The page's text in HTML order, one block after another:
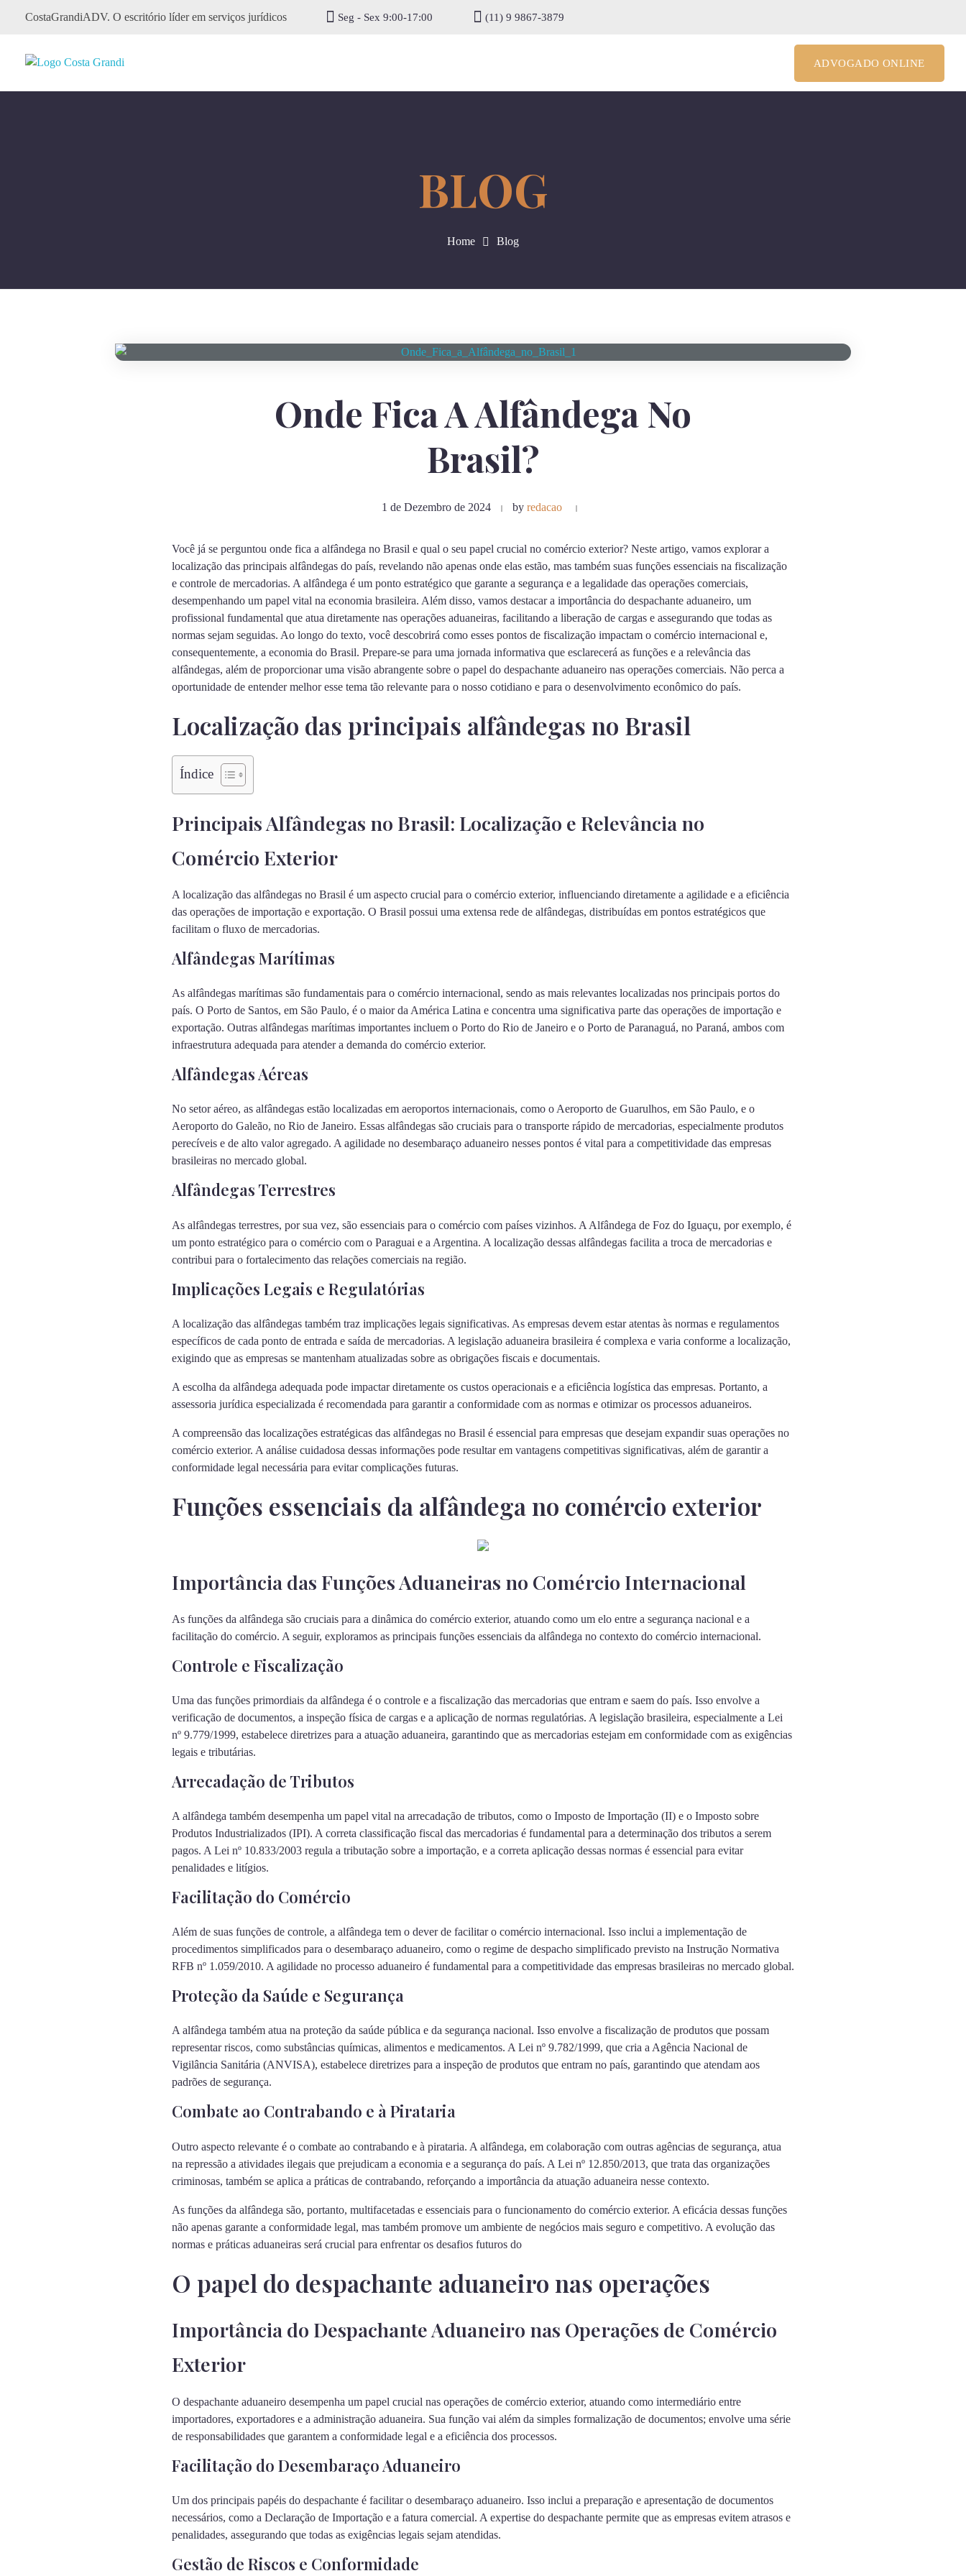
CostaGrandiADV. O escritório líder em serviços jurídicos Seg - Sex 9:00-17:00 (11) 9 9867-3879
ADVOGADO ONLINE
Home Blog
Onde Fica A Alfândega No
Brasil?
1 de Dezembro de 2024 by redacao
Você já se perguntou onde fica a alfândega no Brasil e qual o seu papel crucial no comércio exterior? Neste artigo, vamos explorar a
localização das principais alfândegas do país, revelando não apenas onde elas estão, mas também suas funções essenciais na fiscalização
e controle de mercadorias. A alfândega é um ponto estratégico que garante a segurança e a legalidade das operações comerciais,
desempenhando um papel vital na economia brasileira. Além disso, vamos destacar a importância do despachante aduaneiro, um
profissional fundamental que atua diretamente nas operações aduaneiras, facilitando a liberação de cargas e assegurando que todas as
normas sejam seguidas. Ao longo do texto, você descobrirá como esses pontos de fiscalização impactam o comércio internacional e,
consequentemente, a economia do Brasil. Prepare-se para uma jornada informativa que esclarecerá as funções e a relevância das
alfândegas, além de proporcionar uma visão abrangente sobre o papel do despachante aduaneiro nas operações comerciais. Não perca a
oportunidade de entender melhor esse tema tão relevante para o nosso cotidiano e para o desenvolvimento econômico do país.
Localização das principais alfândegas no Brasil
Índice
Principais Alfândegas no Brasil: Localização e Relevância no
Comércio Exterior
A localização das alfândegas no Brasil é um aspecto crucial para o comércio exterior, influenciando diretamente a agilidade e a eficiência
das operações de importação e exportação. O Brasil possui uma extensa rede de alfândegas, distribuídas em pontos estratégicos que
facilitam o fluxo de mercadorias.
Alfândegas Marítimas
As alfândegas marítimas são fundamentais para o comércio internacional, sendo as mais relevantes localizadas nos principais portos do
país. O Porto de Santos, em São Paulo, é o maior da América Latina e concentra uma significativa parte das operações de importação e
exportação. Outras alfândegas marítimas importantes incluem o Porto do Rio de Janeiro e o Porto de Paranaguá, no Paraná, ambos com
infraestrutura adequada para atender a demanda do comércio exterior.
Alfândegas Aéreas
No setor aéreo, as alfândegas estão localizadas em aeroportos internacionais, como o Aeroporto de Guarulhos, em São Paulo, e o
Aeroporto do Galeão, no Rio de Janeiro. Essas alfândegas são cruciais para o transporte rápido de mercadorias, especialmente produtos
perecíveis e de alto valor agregado. A agilidade no desembaraço aduaneiro nesses pontos é vital para a competitividade das empresas
brasileiras no mercado global.
Alfândegas Terrestres
As alfândegas terrestres, por sua vez, são essenciais para o comércio com países vizinhos. A Alfândega de Foz do Iguaçu, por exemplo, é
um ponto estratégico para o comércio com o Paraguai e a Argentina. A localização dessas alfândegas facilita a troca de mercadorias e
contribui para o fortalecimento das relações comerciais na região.
Implicações Legais e Regulatórias
A localização das alfândegas também traz implicações legais significativas. As empresas devem estar atentas às normas e regulamentos
específicos de cada ponto de entrada e saída de mercadorias. A legislação aduaneira brasileira é complexa e varia conforme a localização,
exigindo que as empresas se mantenham atualizadas sobre as obrigações fiscais e documentais.
A escolha da alfândega adequada pode impactar diretamente os custos operacionais e a eficiência logística das empresas. Portanto, a
assessoria jurídica especializada é recomendada para garantir a conformidade com as normas e otimizar os processos aduaneiros.
A compreensão das localizações estratégicas das alfândegas no Brasil é essencial para empresas que desejam expandir suas operações no
comércio exterior. A análise cuidadosa dessas informações pode resultar em vantagens competitivas significativas, além de garantir a
conformidade legal necessária para evitar complicações futuras.
Funções essenciais da alfândega no comércio exterior
Importância das Funções Aduaneiras no Comércio Internacional
As funções da alfândega são cruciais para a dinâmica do comércio exterior, atuando como um elo entre a segurança nacional e a
facilitação do comércio. A seguir, exploramos as principais funções essenciais da alfândega no contexto do comércio internacional.
Controle e Fiscalização
Uma das funções primordiais da alfândega é o controle e a fiscalização das mercadorias que entram e saem do país. Isso envolve a
verificação de documentos, a inspeção física de cargas e a aplicação de normas regulatórias. A legislação brasileira, especialmente a Lei
nº 9.779/1999, estabelece diretrizes para a atuação aduaneira, garantindo que as mercadorias estejam em conformidade com as exigências
legais e tributárias.
Arrecadação de Tributos
A alfândega também desempenha um papel vital na arrecadação de tributos, como o Imposto de Importação (II) e o Imposto sobre
Produtos Industrializados (IPI). A correta classificação fiscal das mercadorias é fundamental para a determinação dos tributos a serem
pagos. A Lei nº 10.833/2003 regula a tributação sobre a importação, e a correta aplicação dessas normas é essencial para evitar
penalidades e litígios.
Facilitação do Comércio
Além de suas funções de controle, a alfândega tem o dever de facilitar o comércio internacional. Isso inclui a implementação de
procedimentos simplificados para o desembaraço aduaneiro, como o regime de despacho simplificado previsto na Instrução Normativa
RFB nº 1.059/2010. A agilidade no processo aduaneiro é fundamental para a competitividade das empresas brasileiras no mercado global.
Proteção da Saúde e Segurança
A alfândega também atua na proteção da saúde pública e da segurança nacional. Isso envolve a fiscalização de produtos que possam
representar riscos, como substâncias químicas, alimentos e medicamentos. A Lei nº 9.782/1999, que cria a Agência Nacional de
Vigilância Sanitária (ANVISA), estabelece diretrizes para a inspeção de produtos que entram no país, garantindo que atendam aos
padrões de segurança.
Combate ao Contrabando e à Pirataria
Outro aspecto relevante é o combate ao contrabando e à pirataria. A alfândega, em colaboração com outras agências de segurança, atua
na repressão a atividades ilegais que prejudicam a economia e a segurança do país. A Lei nº 12.850/2013, que trata das organizações
criminosas, também se aplica a práticas de contrabando, reforçando a importância da atuação aduaneira nesse contexto.
As funções da alfândega são, portanto, multifacetadas e essenciais para o funcionamento do comércio exterior. A eficácia dessas funções
não apenas garante a conformidade legal, mas também promove um ambiente de negócios mais seguro e competitivo. A evolução das
normas e práticas aduaneiras será crucial para enfrentar os desafios futuros do
O papel do despachante aduaneiro nas operações
Importância do Despachante Aduaneiro nas Operações de Comércio
Exterior
O despachante aduaneiro desempenha um papel crucial nas operações de comércio exterior, atuando como intermediário entre
importadores, exportadores e a administração aduaneira. Sua função vai além da simples formalização de documentos; envolve uma série
de responsabilidades que garantem a conformidade legal e a eficiência dos processos.
Facilitação do Desembaraço Aduaneiro
Um dos principais papéis do despachante é facilitar o desembaraço aduaneiro. Isso inclui a preparação e apresentação de documentos
necessários, como a Declaração de Importação e a fatura comercial. A expertise do despachante permite que as empresas evitem atrasos e
penalidades, assegurando que todas as exigências legais sejam atendidas.
Gestão de Riscos e Conformidade